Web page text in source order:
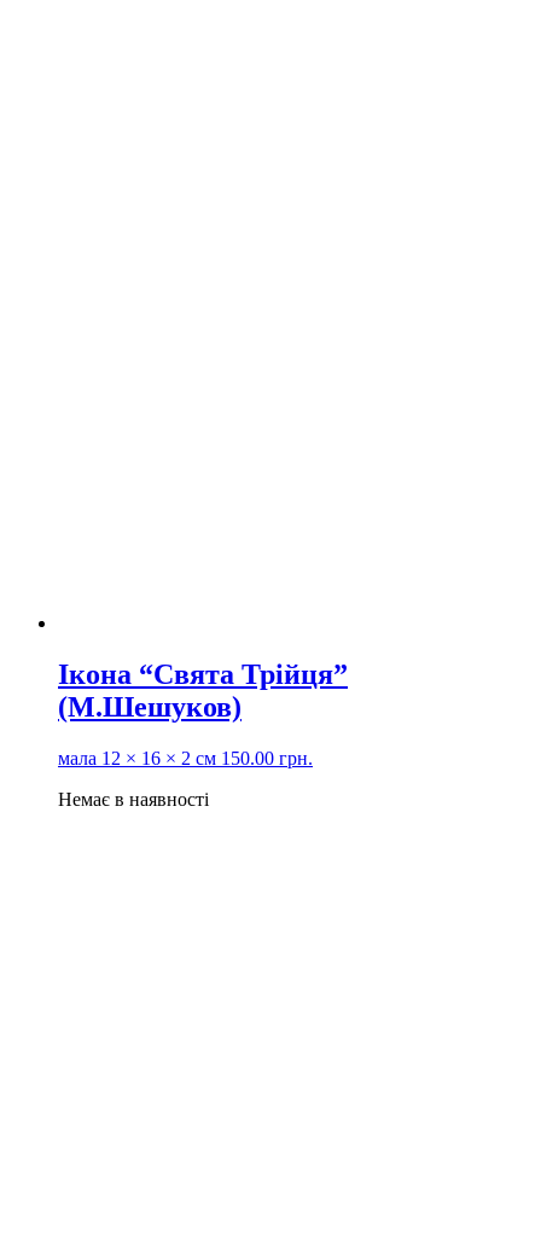
Ікона “Свята Трійця”
(М.Шешуков)
мала 12 × 16 × 2 см 150.00 грн.
Немає в наявності